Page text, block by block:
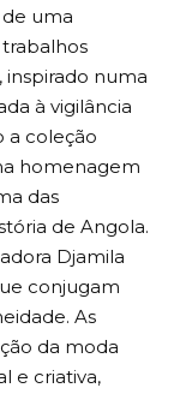
uma
inspirado numa
à vigilância
a coleção
homenagem
das
de Angola.
Djamila
conjugam
As
da moda
e criativa,